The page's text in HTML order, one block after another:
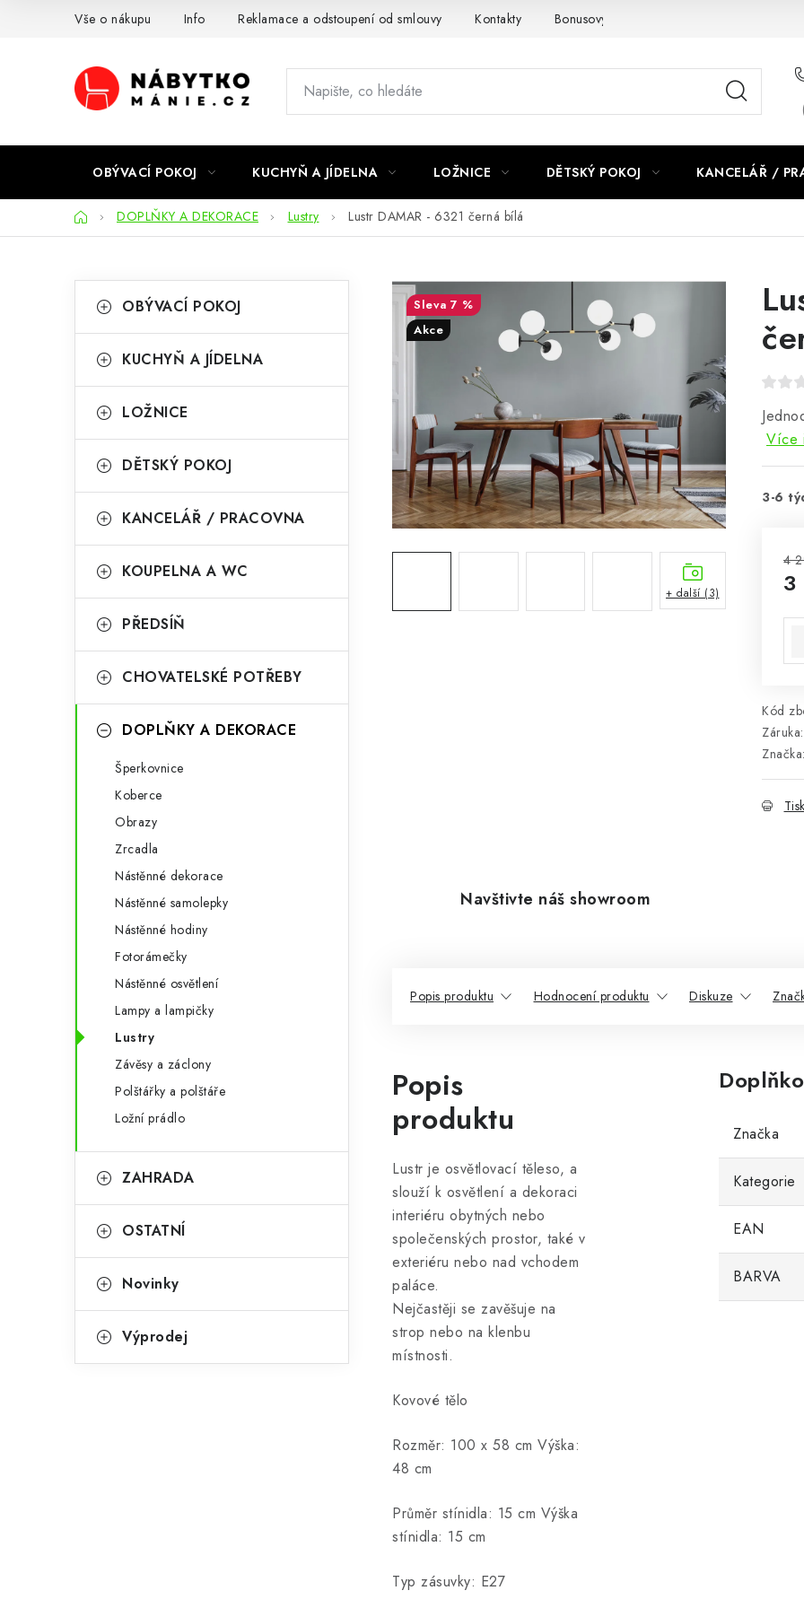
Vše o nákupu Info Reklamace a odstoupení od smlouvy Kontakty Bonusový program NBM+
OBÝVACÍ POKOJ KUCHYŇ A JÍDELNA LOŽNICE DĚTSKÝ POKOJ KANCELÁŘ /
DomůDOPLŇKY A DEKORACE Lustry Lustr DAMAR - 6321 černá bílá
o
t
r
n
n
p
e
kategorie
a
e
o
i
OBÝVACÍ POKOJ
KUCHYŇ A JÍDELNA
LOŽNICE
DĚTSKÝ POKOJ
KANCELÁŘ / PRACOVNA
KOUPELNA A WC
PŘEDSÍŇ
CHOVATELSKÉ POTŘEBY
DOPLŇKY A DEKORACE
Šperkovnice
Koberce
Obrazy
Zrcadla
Nástěnné dekorace
Nástěnné samolepky
Nástěnné hodiny
Fotorámečky
Nástěnné osvětlení
Lampy a lampičky
Lustry
Závěsy a záclony
Polštářky a polštáře
Ložní prádlo
ZAHRADA
OSTATNÍ
Novinky
Výprodej
Více
3-6
4
3
Kód
Záruka:
7 %
Akce
+ další (3)
Navštivte náš showroom
Popis produktu Hodnocení produktu Diskuze
Popis
produktu
Lustr je osvětlovací těleso, a
slouží k osvětlení a dekoraci
interiéru obytných nebo
společenských prostor, také v
exteriéru nebo nad vchodem
paláce.
Nejčastěji se zavěšuje na
strop nebo na klenbu
místnosti.
Kovové tělo
Rozměr: 100 x 58 cm Výška:
48 cm
Průměr stínidla: 15 cm Výška
stínidla: 15 cm
Typ zásuvky: E27
Značka
Kategorie
EAN
BARVA